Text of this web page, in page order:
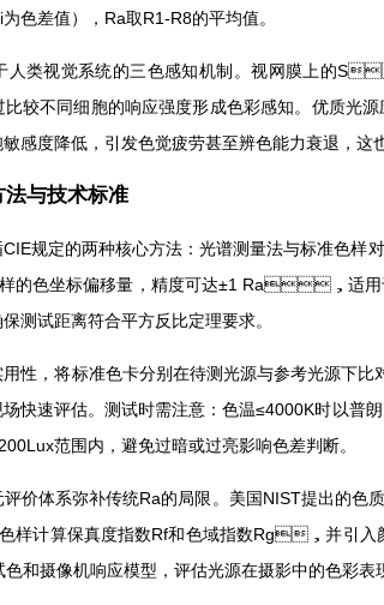
差值），Ra取R1-R8的平均值。
类视觉系统的三色感知机制。视网膜上的
比较不同细胞的响应强度形成色彩感知。优质光源
度降低，引发色觉疲劳甚至辨色能力衰退，这
方法与技术标准
规定的两种核心方法：光谱测量法与标准色样对
色坐标偏移量，精度可达±1 Ra，适用
测试距离符合平方反比定理要求。
，将标准色卡分别在待测光源与参考光源下比对
速评估。测试时需注意：色温≤4000K时以普
范围内，避免过暗或过亮影响色差判断。
体系弥补传统Ra的局限。美国NIST提出的色
样计算保真度指数Rf和色域指数Rg，并引入
摄像机响应模型，评估光源在摄影中的色彩表现